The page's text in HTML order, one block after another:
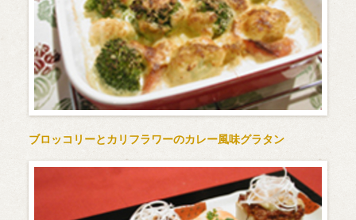
ブロッコリーとカリフラワーのカレー風味グラタン